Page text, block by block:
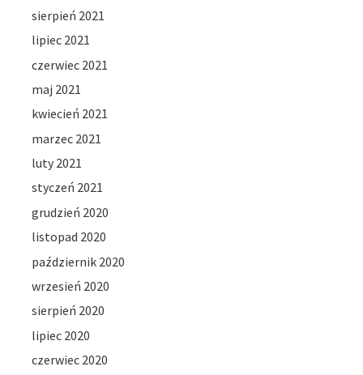
sierpień 2021
lipiec 2021
czerwiec 2021
maj 2021
kwiecień 2021
marzec 2021
luty 2021
styczeń 2021
grudzień 2020
listopad 2020
październik 2020
wrzesień 2020
sierpień 2020
lipiec 2020
czerwiec 2020